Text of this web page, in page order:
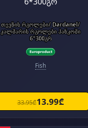
თევზის რგოლები/ Dardanel/
კალმარის რგოლები პანკოში
6*300გრ
Fish
33.95₾13.99₾